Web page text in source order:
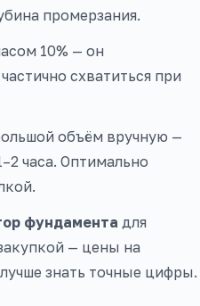
промерзания.
10% — он
схватиться при
объём вручную —
часа. Оптимально
фундамента для
— цены на
знать точные цифры.